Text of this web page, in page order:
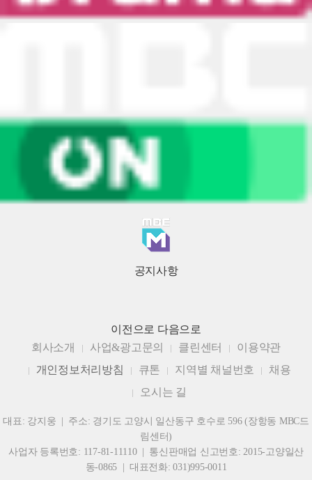
공지사항
이전으로 다음으로
회사소개
사업&광고문의 클린센터
이용약관
개인정보처리방침
큐톤 지역별 채널번호
채용
오시는 길
대표: 강지웅 | 주소: 경기도 고양시 일산동구 호수로 596 (장항동 MBC드
림센터)
사업자 등록번호: 117-81-11110 | 통신판매업 신고번호: 2015-고양일산
동-0865 | 대표전화: 031)995-0011